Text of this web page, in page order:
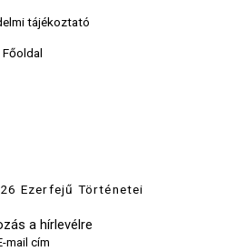
tájékoztató
Főoldal
Ezerfejű Történetei
a hírlevélre
mail cím